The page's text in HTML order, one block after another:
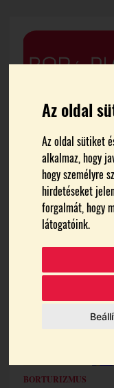
Az oldal
Az oldal sütiket
alkalmaz, hogy
hogy személyre
hirdetéseket
forgalmát, hogy
látogatóink.
FŐOLDAL
BORTURIZMUS